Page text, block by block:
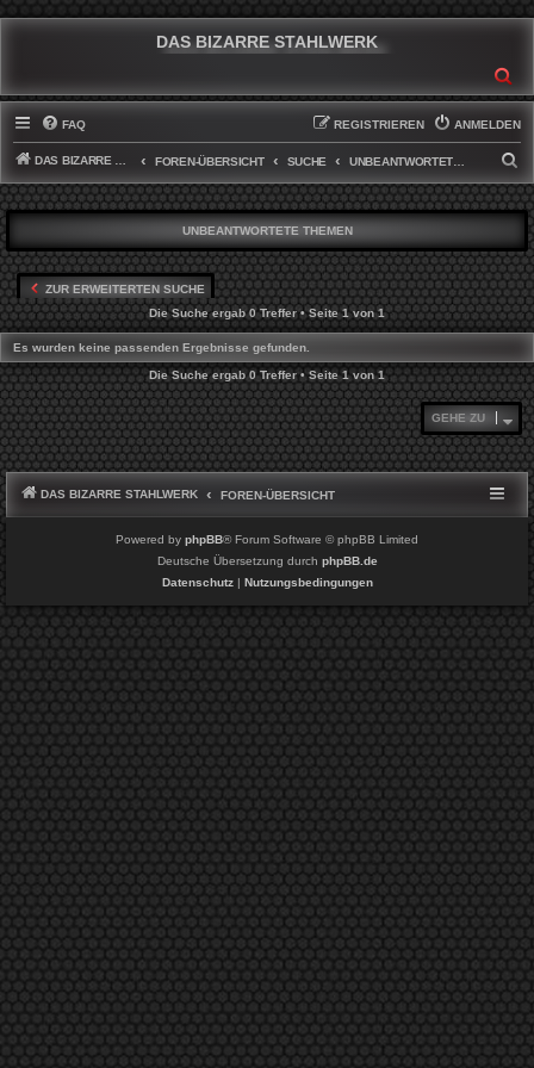
DAS BIZARRE STAHLWERK
FAQ ANMELDEN
REGISTRIEREN
DAS BIZARRE STAHLWERK FOREN-ÜBERSICHT SUCHE
U
C
H
E
UNBEANTWORTETE THEMEN
ZUR ERWEITERTEN SUCHE
Die Suche ergab 0 Treffer • Seite1von1
Es wurden keine passenden Ergebnisse gefunden.
Die Suche ergab 0 Treffer • Seite1von1
GEHE ZU
DAS BIZARRE STAHLWERK FOREN-ÜBERSICHT
Powered by phpBB® Forum Software © phpBB Limited
Deutsche Übersetzung durch phpBB.de
Datenschutz| Nutzungsbedingungen